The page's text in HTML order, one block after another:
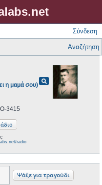
Σύνδεση
Αναζήτηση
η μαμά σου)pageview
3415
radio